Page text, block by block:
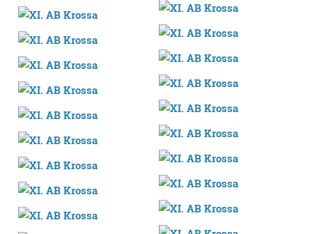
erabiltzen dituen hauta dezakezu.
Bazkide batzuek ez dizute baimenik eskatzen, eta beren
interes komertzial legitimoetan babesten dira. Ikusi gure
bazkideen zerrenda, beren ustez zein helburutarako
duten interes legitimoa eta horren aurka nola egin
dezakezun ikusteko.
Lortu zure datu pertsonalak prozesatzeko moduari
buruzko informazio gehiago eta ezarri zure lehentasunak
datuen atalean. Edozein unetan alda edo ken dezakezu
zure baimena Cookieen adierazpenean.
Webgune honek cookie propioak eta hirugarrenen cookie-